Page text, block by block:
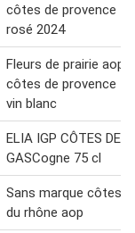
côtes de provence
rosé 2024
Fleurs de prairie aop
côtes de provence
vin blanc
ELIA IGP CÔTES DE
GASCogne 75 cl
Sans marque côtes
du rhône aop